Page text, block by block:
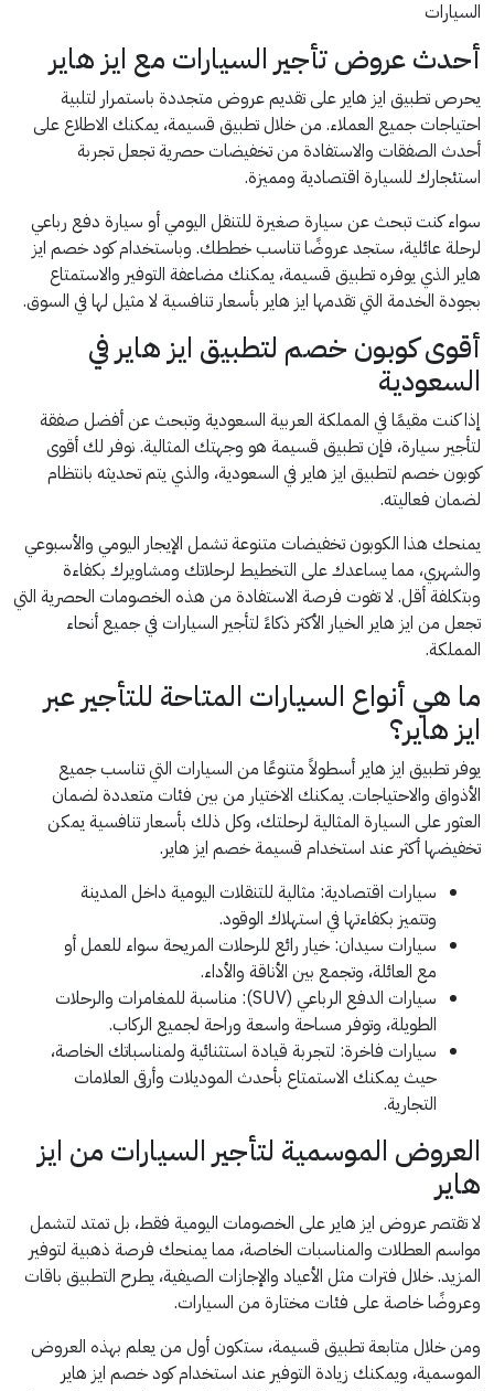
السيارات
أحدث عروض تأجير السيارات مع ايز هاير
يحرص تطبيق ايز هاير على تقديم عروض متجددة باستمرار لتلبية
احتياجات جميع العملاء. من خلال تطبيق قسيمة، يمكنك الاطلاع على
أحدث الصفقات والاستفادة من تخفيضات حصرية تجعل تجربة
استئجارك للسيارة اقتصادية ومميزة.
سواء كنت تبحث عن سيارة صغيرة للتنقل اليومي أو سيارة دفع رباعي
لرحلة عائلية، ستجد عروضًا تناسب خططك. وباستخدام كود خصم ايز
هاير الذي يوفره تطبيق قسيمة، يمكنك مضاعفة التوفير والاستمتاع
بجودة الخدمة التي تقدمها ايز هاير بأسعار تنافسية لا مثيل لها في السوق.
أقوى كوبون خصم لتطبيق ايز هاير في
السعودية
إذا كنت مقيمًا في المملكة العربية السعودية وتبحث عن أفضل صفقة
لتأجير سيارة، فإن تطبيق قسيمة هو وجهتك المثالية. نوفر لك أقوى
كوبون خصم لتطبيق ايز هاير في السعودية، والذي يتم تحديثه بانتظام
لضمان فعاليته.
يمنحك هذا الكوبون تخفيضات متنوعة تشمل الإيجار اليومي والأسبوعي
والشهري، مما يساعدك على التخطيط لرحلاتك ومشاويرك بكفاءة
وبتكلفة أقل. لا تفوت فرصة الاستفادة من هذه الخصومات الحصرية التي
تجعل من ايز هاير الخيار الأكثر ذكاءً لتأجير السيارات في جميع أنحاء
المملكة.
ما هي أنواع السيارات المتاحة للتأجير عبر
ايز هاير؟
يوفر تطبيق ايز هاير أسطولاً متنوعًا من السيارات التي تناسب جميع
الأذواق والاحتياجات. يمكنك الاختيار من بين فئات متعددة لضمان
العثور على السيارة المثالية لرحلتك، وكل ذلك بأسعار تنافسية يمكن
تخفيضها أكثر عند استخدام قسيمة خصم ايز هاير.
سيارات اقتصادية: مثالية للتنقلات اليومية داخل المدينة
وتتميز بكفاءتها في استهلاك الوقود.
سيارات سيدان: خيار رائع للرحلات المريحة سواء للعمل أو
مع العائلة، وتجمع بين الأناقة والأداء.
سيارات الدفع الرباعي (SUV): مناسبة للمغامرات والرحلات
الطويلة، وتوفر مساحة واسعة وراحة لجميع الركاب.
سيارات فاخرة: لتجربة قيادة استثنائية ولمناسباتك الخاصة،
حيث يمكنك الاستمتاع بأحدث الموديلات وأرقى العلامات
التجارية.
العروض الموسمية لتأجير السيارات من ايز
هاير
لا تقتصر عروض ايز هاير على الخصومات اليومية فقط، بل تمتد لتشمل
مواسم العطلات والمناسبات الخاصة، مما يمنحك فرصة ذهبية لتوفير
المزيد. خلال فترات مثل الأعياد والإجازات الصيفية، يطرح التطبيق باقات
وعروضًا خاصة على فئات مختارة من السيارات.
ومن خلال متابعة تطبيق قسيمة، ستكون أول من يعلم بهذه العروض
الموسمية، ويمكنك زيادة التوفير عند استخدام كود خصم ايز هاير